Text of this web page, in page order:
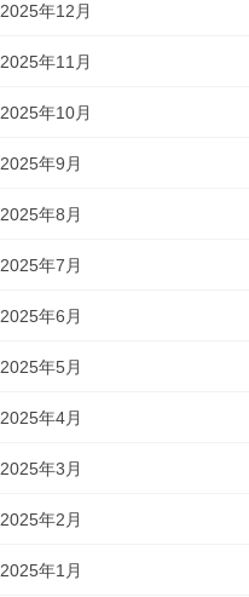
2025年12月
2025年11月
2025年10月
2025年9月
2025年8月
2025年7月
2025年6月
2025年5月
2025年4月
2025年3月
2025年2月
2025年1月